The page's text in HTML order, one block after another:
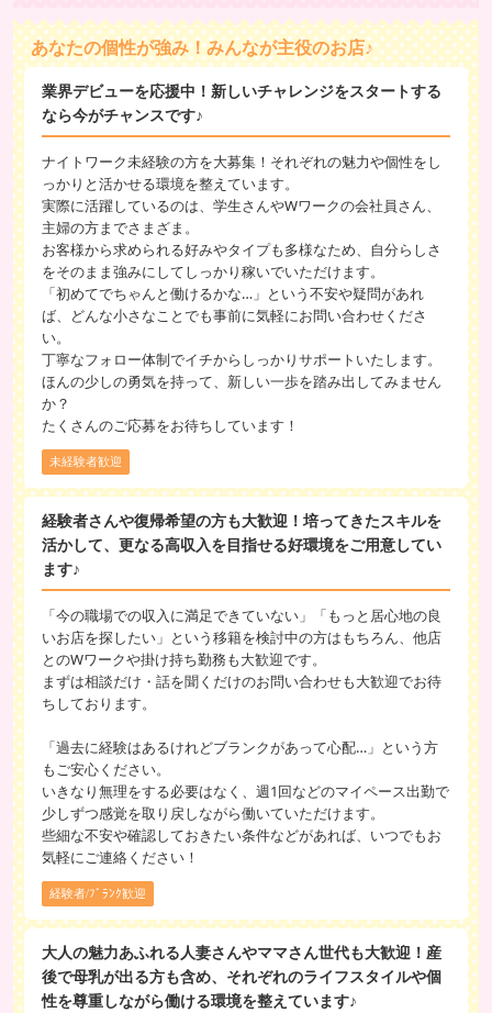
あなたの個性が強み！みんなが主役のお店♪
業界デビューを応援中！新しいチャレンジをスタートする
なら今がチャンスです♪
ナイトワーク未経験の方を大募集！それぞれの魅力や個性をし
っかりと活かせる環境を整えています。
実際に活躍しているのは、学生さんやWワークの会社員さん、
主婦の方までさまざま。
お客様から求められる好みやタイプも多様なため、自分らしさ
をそのまま強みにしてしっかり稼いでいただけます。
「初めてでちゃんと働けるかな…」という不安や疑問があれ
ば、どんな小さなことでも事前に気軽にお問い合わせくださ
い。
丁寧なフォロー体制でイチからしっかりサポートいたします。
ほんの少しの勇気を持って、新しい一歩を踏み出してみません
か？
たくさんのご応募をお待ちしています！
未経験者歓迎
経験者さんや復帰希望の方も大歓迎！培ってきたスキルを
活かして、更なる高収入を目指せる好環境をご用意してい
ます♪
「今の職場での収入に満足できていない」「もっと居心地の良
いお店を探したい」という移籍を検討中の方はもちろん、他店
とのWワークや掛け持ち勤務も大歓迎です。
まずは相談だけ・話を聞くだけのお問い合わせも大歓迎でお待
ちしております。
「過去に経験はあるけれどブランクがあって心配…」という方
もご安心ください。
いきなり無理をする必要はなく、週1回などのマイペース出勤で
少しずつ感覚を取り戻しながら働いていただけます。
些細な不安や確認しておきたい条件などがあれば、いつでもお
気軽にご連絡ください！
経験者/ﾌﾞﾗﾝｸ歓迎
大人の魅力あふれる人妻さんやママさん世代も大歓迎！産
後で母乳が出る方も含め、それぞれのライフスタイルや個
性を尊重しながら働ける環境を整えています♪